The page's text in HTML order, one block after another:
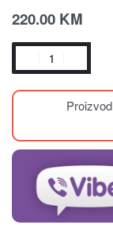
220.00 KM